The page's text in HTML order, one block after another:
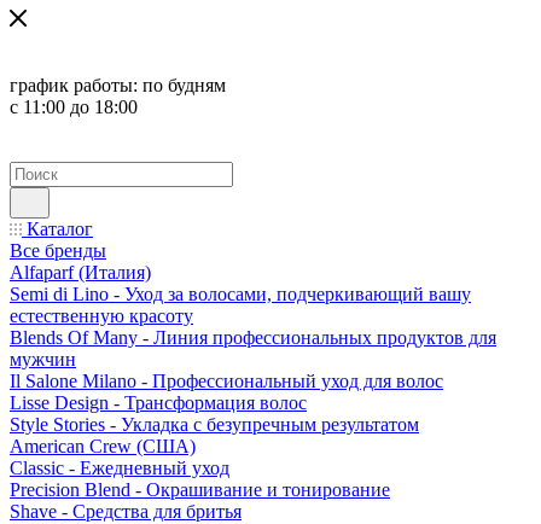
график работы: по будням
с 11:00 до 18:00
Каталог
Все бренды
Alfaparf (Италия)
Semi di Lino - Уход за волосами, подчеркивающий вашу
естественную красоту
Blends Of Many - Линия профессиональных продуктов для
мужчин
Il Salone Milano - Профессиональный уход для волос
Lisse Design - Трансформация волос
Style Stories - Укладка с безупречным результатом
American Crew (США)
Classic - Ежедневный уход
Precision Blend - Окрашивание и тонирование
Shave - Средства для бритья